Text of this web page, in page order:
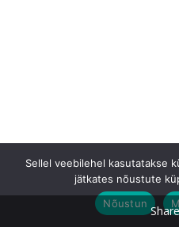
Sellel veebilehel kasutatakse
jätkates nõustute
Nõustun